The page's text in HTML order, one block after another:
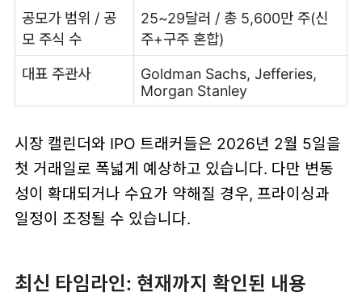
공모가 범위 / 공
모 주식 수
25~29달러 / 총 5,600만 주(신
주+구주 혼합)
대표 주관사
Goldman Sachs, Jefferies,
Morgan Stanley
시장 캘린더와 IPO 트래커들은 2026년 2월 5일을
첫 거래일로 폭넓게 예상하고 있습니다. 다만 변동
성이 확대되거나 수요가 약해질 경우, 프라이싱과
일정이 조정될 수 있습니다.
최신 타임라인: 현재까지 확인된 내용